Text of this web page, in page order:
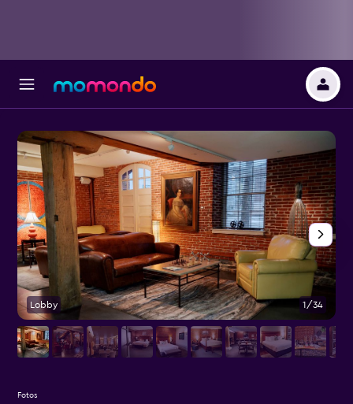
Lobby 1/34
Fotos